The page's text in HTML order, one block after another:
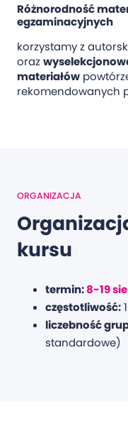
Różnorodność
egzaminacyjnych
korzystamy z
oraz
materiałów
rekomendowanych
ORGANIZACJA
kursu
termin:8-19
częstotliwość:
liczebność
standardowe)